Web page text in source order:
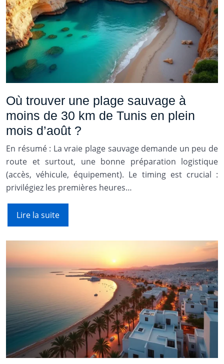
Où trouver une plage sauvage à
moins de 30 km de Tunis en plein
mois d’août ?
En résumé : La vraie plage sauvage demande un peu de
route et surtout, une bonne préparation logistique
(accès, véhicule, équipement). Le timing est crucial :
privilégiez les premières heures…
Lire la suite